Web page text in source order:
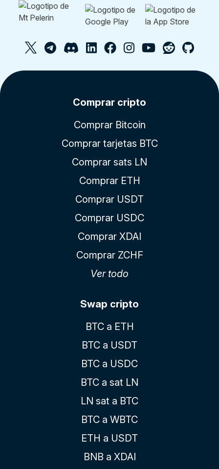
Comprar cripto
Comprar Bitcoin
Comprar tarjetas BTC
Comprar sats LN
Comprar ETH
Comprar USDT
Comprar USDC
Comprar XDAI
Comprar ZCHF
Ver todo
Swap cripto
BTC a ETH
BTC a USDT
BTC a USDC
BTC a sat LN
LN sat a BTC
BTC a WBTC
ETH a USDT
BNB a XDAI